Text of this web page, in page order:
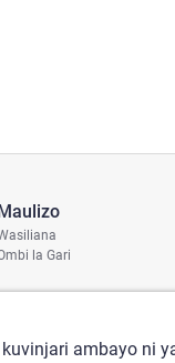
la Gari
ambayo ni